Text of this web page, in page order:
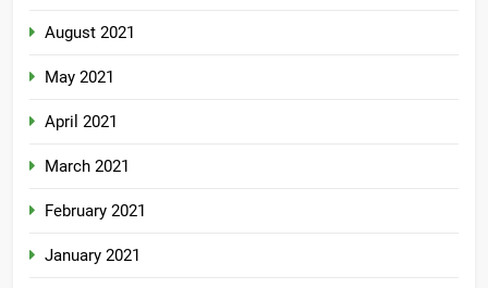
August 2021
May 2021
April 2021
March 2021
February 2021
January 2021